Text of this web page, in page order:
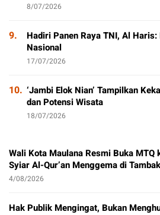
8/07/2026
9.
Hadiri Panen Raya TNI, Al
Nasional
17/07/2026
10. ‘Jambi Elok Nian’ Tampilkan
dan Potensi Wisata
18/07/2026
Wali Kota Maulana Resmi Buka MTQ
Syiar Al-Qur’an Menggema di
4/08/2026
Hak Publik Mengingat, Bukan